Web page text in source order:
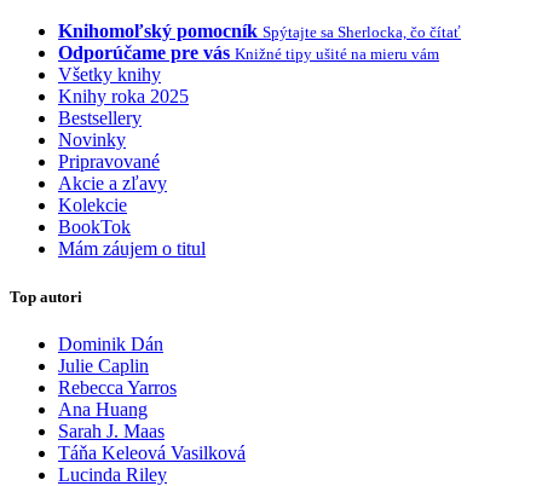
Knihomoľský pomocník Spýtajte sa Sherlocka, čo čítať
Odporúčame pre vás Knižné tipy ušité na mieru vám
Všetky knihy
Knihy roka 2025
Bestsellery
Novinky
Pripravované
Akcie a zľavy
Kolekcie
BookTok
Mám záujem o titul
Top autori
Dominik Dán
Julie Caplin
Rebecca Yarros
Ana Huang
Sarah J. Maas
Táňa Keleová Vasilková
Lucinda Riley